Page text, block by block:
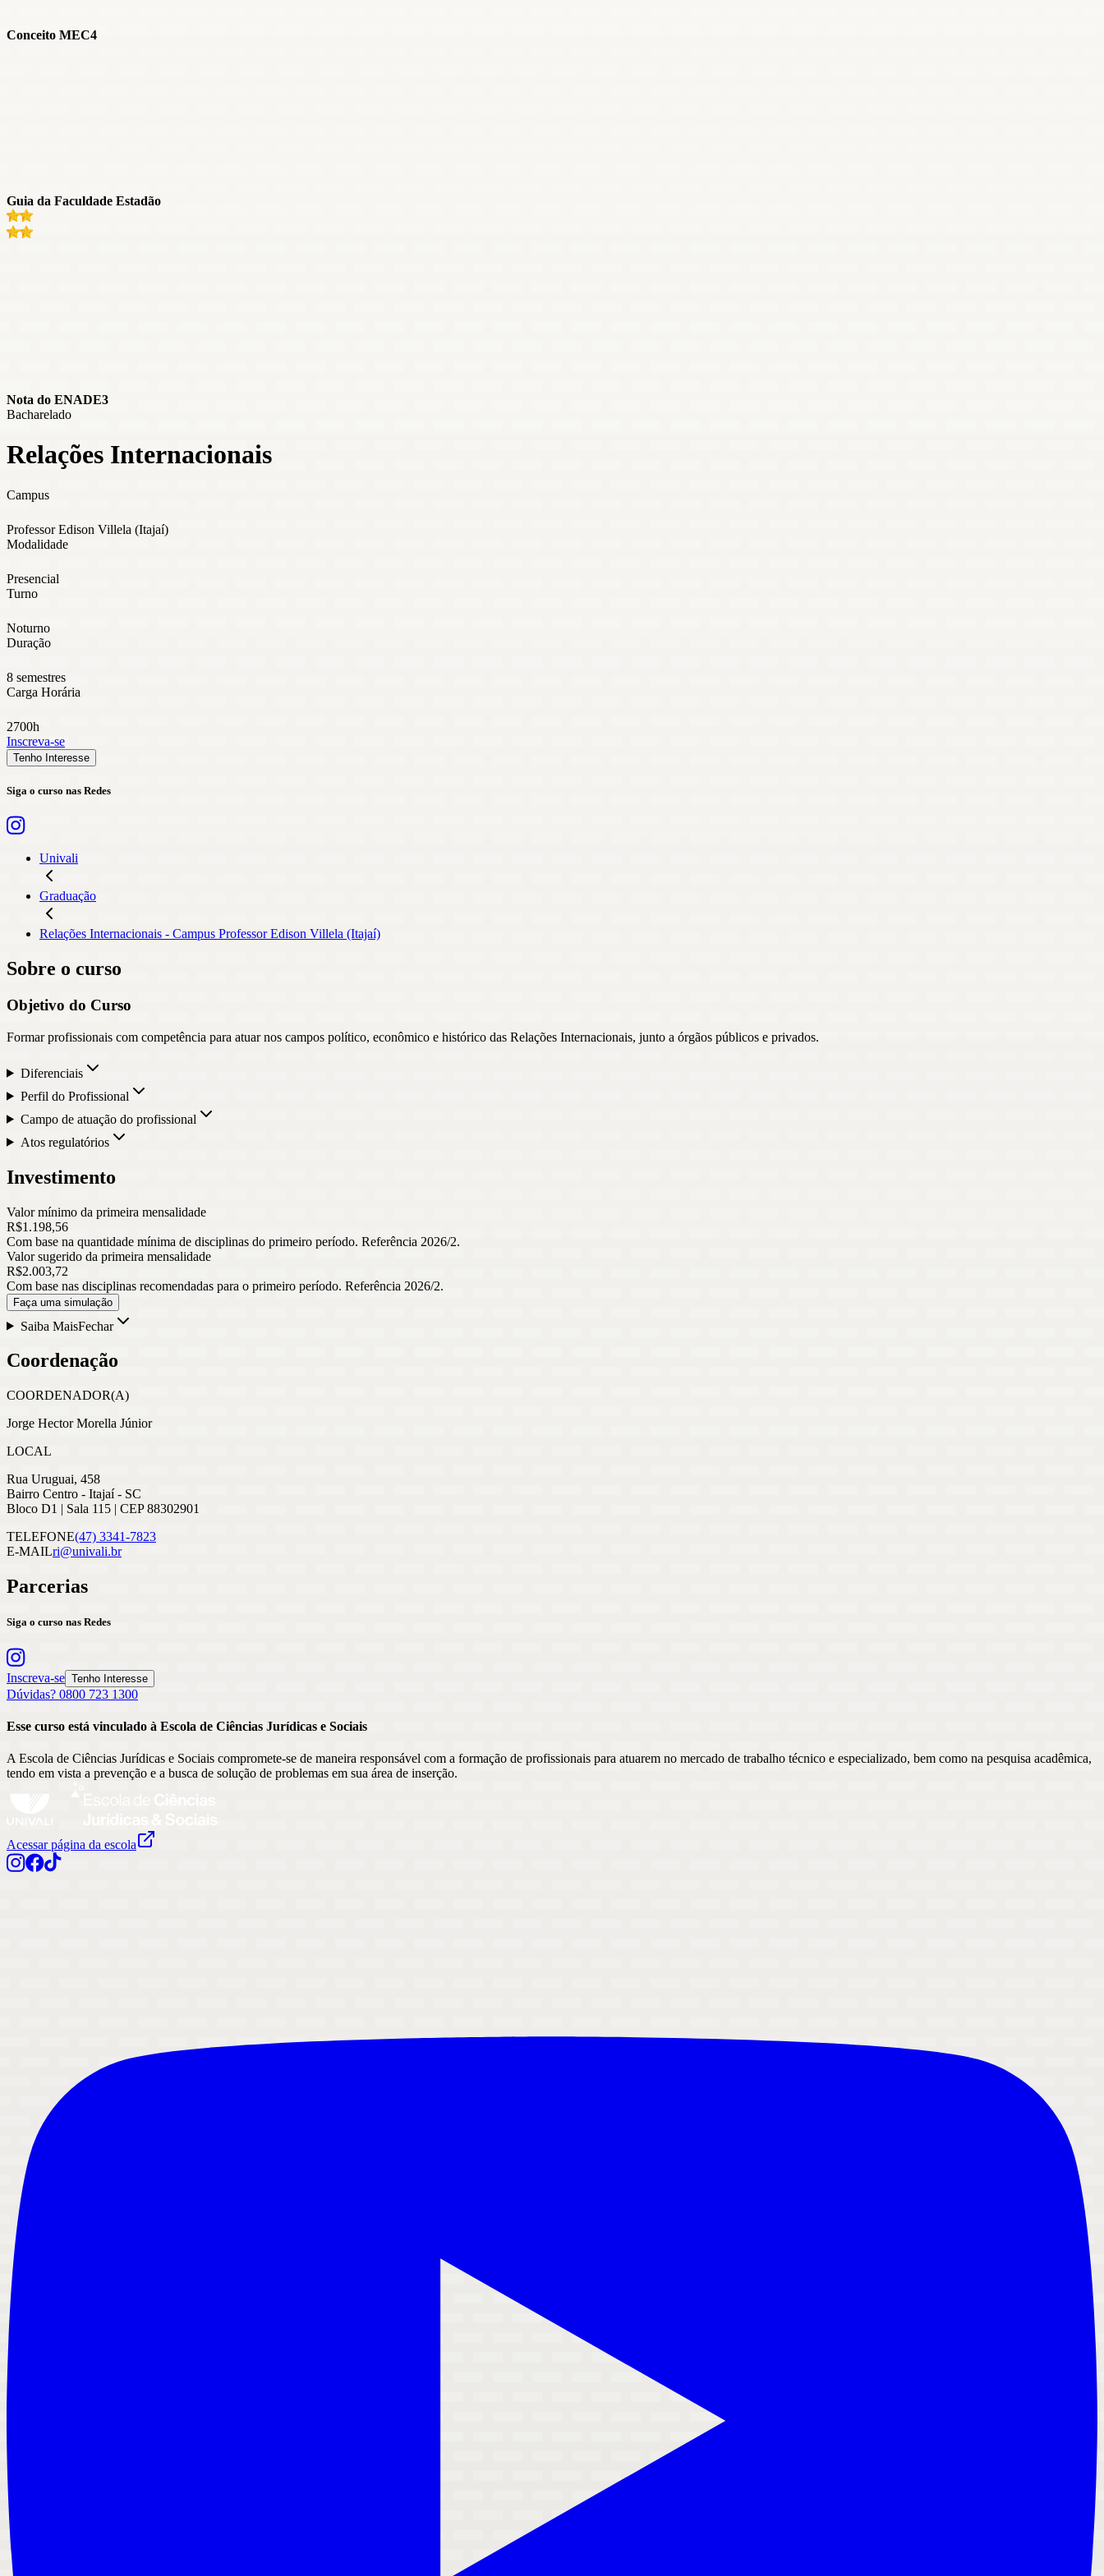
Conceito MEC4
Guia da Faculdade Estadão
Nota do ENADE3
Bacharelado
Relações Internacionais
Campus
Professor Edison Villela (Itajaí)
Modalidade
Presencial
Turno
Noturno
Duração
8 semestres
Carga Horária
2700h
Inscreva-se
Tenho Interesse
Siga o curso nas Redes
Univali
Graduação
Relações Internacionais - Campus Professor Edison Villela (Itajaí)
Sobre o curso
Objetivo do Curso
Formar profissionais com competência para atuar nos campos político, econômico e histórico das Relações Internacionais, junto a órgãos públicos e privados.
Diferenciais
Perfil do Profissional
Campo de atuação do profissional
Atos regulatórios
Investimento
Valor mínimo da primeira mensalidade
R$1.198,56
Com base na quantidade mínima de disciplinas do primeiro período. Referência 2026/2.
Valor sugerido da primeira mensalidade
R$2.003,72
Com base nas disciplinas recomendadas para o primeiro período. Referência 2026/2.
Faça uma simulação
Saiba MaisFechar
Coordenação
COORDENADOR(A)
Jorge Hector Morella Júnior
LOCAL
Rua Uruguai, 458
Bairro Centro - Itajaí - SC
Bloco D1 | Sala 115 | CEP 88302901
TELEFONE(47) 3341-7823
E-MAILri@univali.br
Parcerias
Siga o curso nas Redes
Inscreva-se Tenho Interesse
Dúvidas? 0800 723 1300
Esse curso está vinculado à Escola de Ciências Jurídicas e Sociais
A Escola de Ciências Jurídicas e Sociais compromete-se de maneira responsável com a formação de profissionais para atuarem no mercado de trabalho técnico e especializado, bem como na pesquisa acadêmica,
tendo em vista a prevenção e a busca de solução de problemas em sua área de inserção.
Acessar página da escola